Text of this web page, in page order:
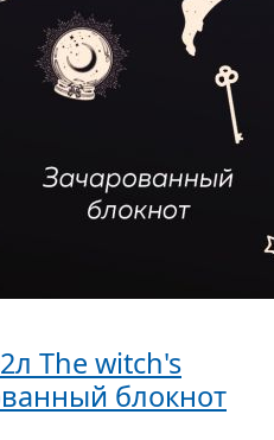
The witch's
блокнот